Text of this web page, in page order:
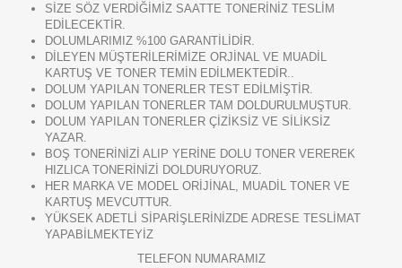
SİZE SÖZ VERDİĞİMİZ SAATTE TONERİNİZ TESLİM
EDİLECEKTİR.
DOLUMLARIMIZ %100 GARANTİLİDİR.
DİLEYEN MÜŞTERİLERİMİZE ORJİNAL VE MUADİL
KARTUŞ VE TONER TEMİN EDİLMEKTEDİR..
DOLUM YAPILAN TONERLER TEST EDİLMİŞTİR.
DOLUM YAPILAN TONERLER TAM DOLDURULMUŞTUR.
DOLUM YAPILAN TONERLER ÇİZİKSİZ VE SİLİKSİZ
YAZAR.
BOŞ TONERİNİZİ ALIP YERİNE DOLU TONER VEREREK
HIZLICA TONERİNİZİ DOLDURUYORUZ.
HER MARKA VE MODEL ORİJİNAL, MUADİL TONER VE
KARTUŞ MEVCUTTUR.
YÜKSEK ADETLİ SİPARİŞLERİNİZDE ADRESE TESLİMAT
YAPABİLMEKTEYİZ
TELEFON NUMARAMIZ